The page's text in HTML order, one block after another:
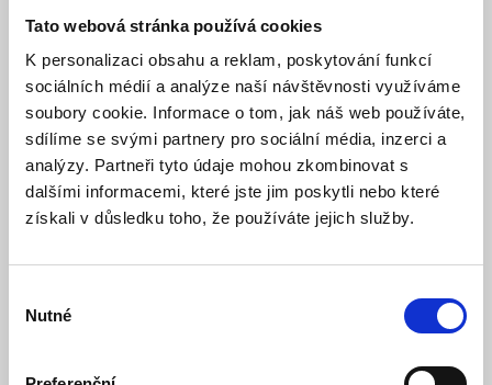
Tato webová stránka používá cookies
K personalizaci obsahu a reklam, poskytování funkcí
sociálních médií a analýze naší návštěvnosti využíváme
soubory cookie. Informace o tom, jak náš web používáte,
sdílíme se svými partnery pro sociální média, inzerci a
analýzy. Partneři tyto údaje mohou zkombinovat s
dalšími informacemi, které jste jim poskytli nebo které
získali v důsledku toho, že používáte jejich služby.
souhlasu
Nutné
výborně kombinuje elegantní design s praktičností. Využívá
patentovanou technologii EcoFlow X-Stream zajišťující
extrémně rychlé a bezpečné dobíjení. Z 0 % na 70 % se tak
nabije už za 33 minut. Mobil kompatibilní s technologií Qi2
doplní energií i bezdrátově, ostatní přístroje pomocí
zabudovaného USB-C kabelu. Bez problémů napájí většinu
přenosných zařízení, a to včetně MacBooků, iPadů, Kindlů,
fitness náramků a sluchátek.
EcoFlow RAPID Magnetic Power Bank (10000mAh) přináší do
technologie. Mobil kompatibilní se standardem Qi2 může
zabudovaného USB-C kabelu. Silné magnety N52 a
protiskluzové prvky powerbanku na telefonu udrží